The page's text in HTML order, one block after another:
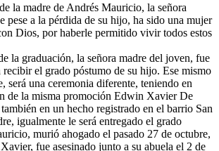
la madre de Andrés Mauricio, la señora
pese a la pérdida de su hijo, ha sido una mujer
Dios, por haberle permitido vivir todos estos
la graduación, la señora madre del joven, fue
recibir el grado póstumo de su hijo. Ese mismo
será una ceremonia diferente, teniendo en
de la misma promoción Edwin Xavier De
en un hecho registrado en el barrio San
igualmente le será entregado el grado
murió ahogado el pasado 27 de octubre,
fue asesinado junto a su abuela el 2 de